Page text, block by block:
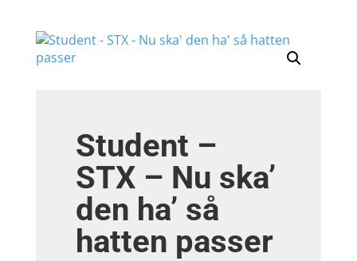
Student –
STX – Nu ska’
den ha’ så
hatten passer